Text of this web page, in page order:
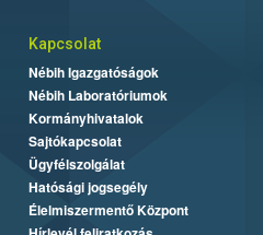
Kapcsolat
Nébih Igazgatóságok
Nébih Laboratóriumok
Kormányhivatalok
Sajtókapcsolat
Ügyfélszolgálat
Hatósági jogsegély
Élelmiszermentő Központ